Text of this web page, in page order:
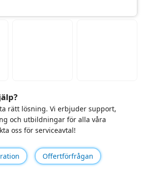
rätt lösning. Vi erbjuder support,
och utbildningar för alla våra
oss för serviceavtal!
Offertförfrågan